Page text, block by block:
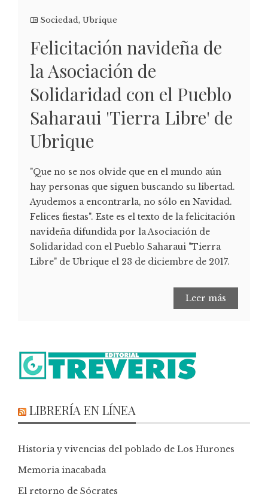
Sociedad, Ubrique
Felicitación navideña de
la Asociación de
Solidaridad con el Pueblo
Saharaui 'Tierra Libre' de
Ubrique
"Que no se nos olvide que en el mundo aún
hay personas que siguen buscando su libertad.
Ayudemos a encontrarla, no sólo en Navidad.
Felices fiestas". Este es el texto de la felicitación
navideña difundida por la Asociación de
Solidaridad con el Pueblo Saharaui "Tierra
Libre" de Ubrique el 23 de diciembre de 2017.
Leer más
LIBRERÍA EN LÍNEA
Historia y vivencias del poblado de Los Hurones
Memoria inacabada
El retorno de Sócrates